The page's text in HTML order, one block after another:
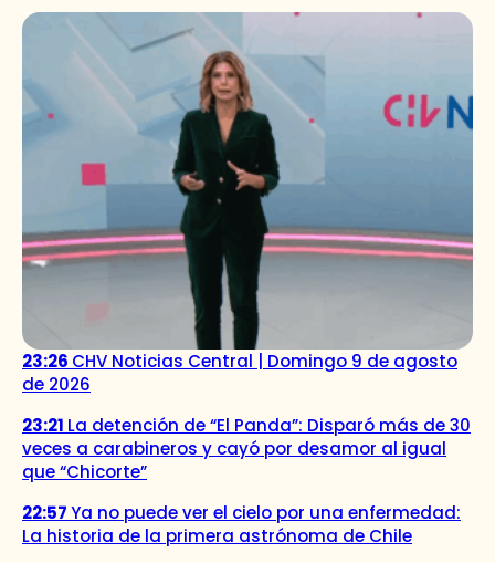
23:26 CHV Noticias Central | Domingo 9 de agosto
de 2026
23:21 La detención de “El Panda”: Disparó más de 30
veces a carabineros y cayó por desamor al igual
que “Chicorte”
22:57Ya no puede ver el cielo por una enfermedad:
La historia de la primera astrónoma de Chile